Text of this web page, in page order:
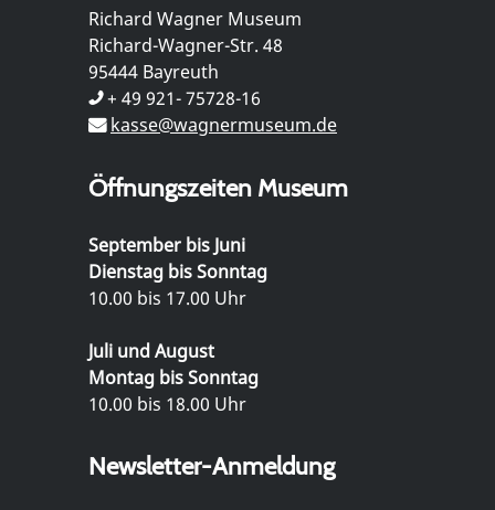
Richard Wagner Museum
Richard-Wagner-Str. 48
95444 Bayreuth
+ 49 921- 75728-16
kasse@wagnermuseum.de
Öffnungszeiten Museum
September bis Juni
Dienstag bis Sonntag
10.00 bis 17.00 Uhr
Juli und August
Montag bis Sonntag
10.00 bis 18.00 Uhr
Newsletter-Anmeldung